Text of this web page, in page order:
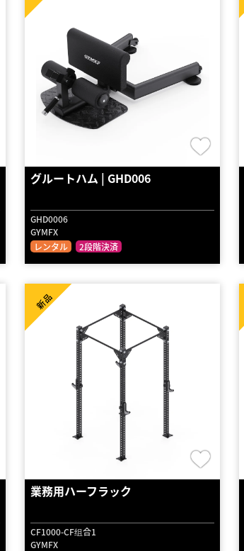
グルートハム | GHD006
GHD0006
GYMFX
レンタル
2段階決済
業務用ハーフラック
CF1000-CF组合1
GYMFX
新品